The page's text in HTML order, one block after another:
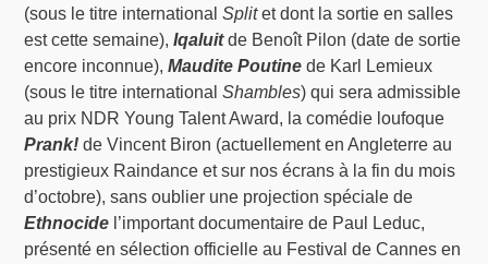
(sous le titre internationalSplitet dont la sortie en salles
est cette semaine),Iqaluitde Benoît Pilon (date de sortie
encore inconnue),Maudite Poutine de Karl Lemieux
(sous le titre internationalShambles) qui sera admissible
au prix NDR Young Talent Award, la comédie loufoque
Prank! de Vincent Biron (actuellement en Angleterre au
prestigieux Raindance et sur nos écrans à la fin du mois
d’octobre), sans oublier une projection spéciale de
Ethnocide l’important documentaire de Paul Leduc,
présenté en sélection officielle au Festival de Cannes en